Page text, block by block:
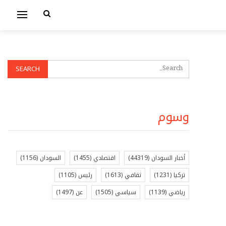
وسوم
أخبار السودان (44319) اقتصادي (1455) السودان (1156)
تركيا (1231) ثقافي (1613) رئيس (1105)
رياضي (1139) سياسي (1505) عن (1497)